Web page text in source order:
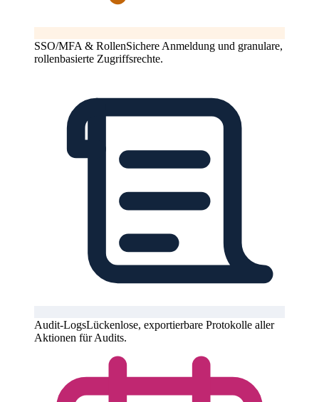
SSO/MFA & RollenSichere Anmeldung und granulare,
rollenbasierte Zugriffsrechte.
Audit-LogsLückenlose, exportierbare Protokolle aller
Aktionen für Audits.